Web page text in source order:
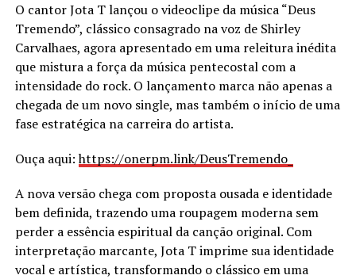
O cantor Jota T lançou o videoclipe da música “Deus
Tremendo”, clássico consagrado na voz de Shirley
Carvalhaes, agora apresentado em uma releitura inédita
que mistura a força da música pentecostal com a
intensidade do rock. O lançamento marca não apenas a
chegada de um novo single, mas também o início de uma
fase estratégica na carreira do artista.
Ouça aqui:https://onerpm.link/DeusTremendo_
A nova versão chega com proposta ousada e identidade
bem definida, trazendo uma roupagem moderna sem
perder a essência espiritual da canção original. Com
interpretação marcante, Jota T imprime sua identidade
vocal e artística, transformando o clássico em uma